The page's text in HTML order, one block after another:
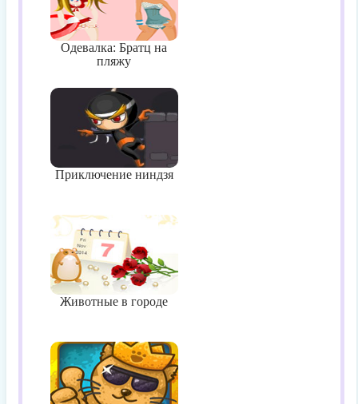
Одевалка: Братц на
пляжу
Приключение ниндзя
Животные в городе